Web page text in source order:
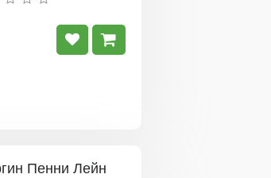
Пенни Лейн